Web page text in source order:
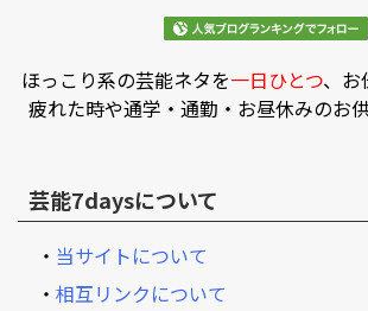
ほっこり系の芸能ネタを一日ひとつ、お
疲れた時や通学・通勤・お昼休みのお
芸能7daysについて
・ 当サイトについて
・ 相互リンクについて